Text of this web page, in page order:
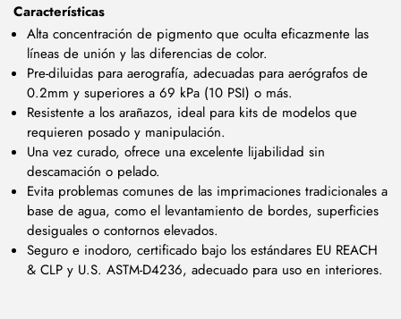
Características
Alta concentración de pigmento que oculta eficazmente las
líneas de unión y las diferencias de color.
Pre-diluidas para aerografía, adecuadas para aerógrafos de
0.2mm y superiores a 69 kPa (10 PSI) o más.
Resistente a los arañazos, ideal para kits de modelos que
requieren posado y manipulación.
Una vez curado, ofrece una excelente lijabilidad sin
descamación o pelado.
Evita problemas comunes de las imprimaciones tradicionales a
base de agua, como el levantamiento de bordes, superficies
desiguales o contornos elevados.
Seguro e inodoro, certificado bajo los estándares EU REACH
& CLP y U.S. ASTM-D4236, adecuado para uso en interiores.